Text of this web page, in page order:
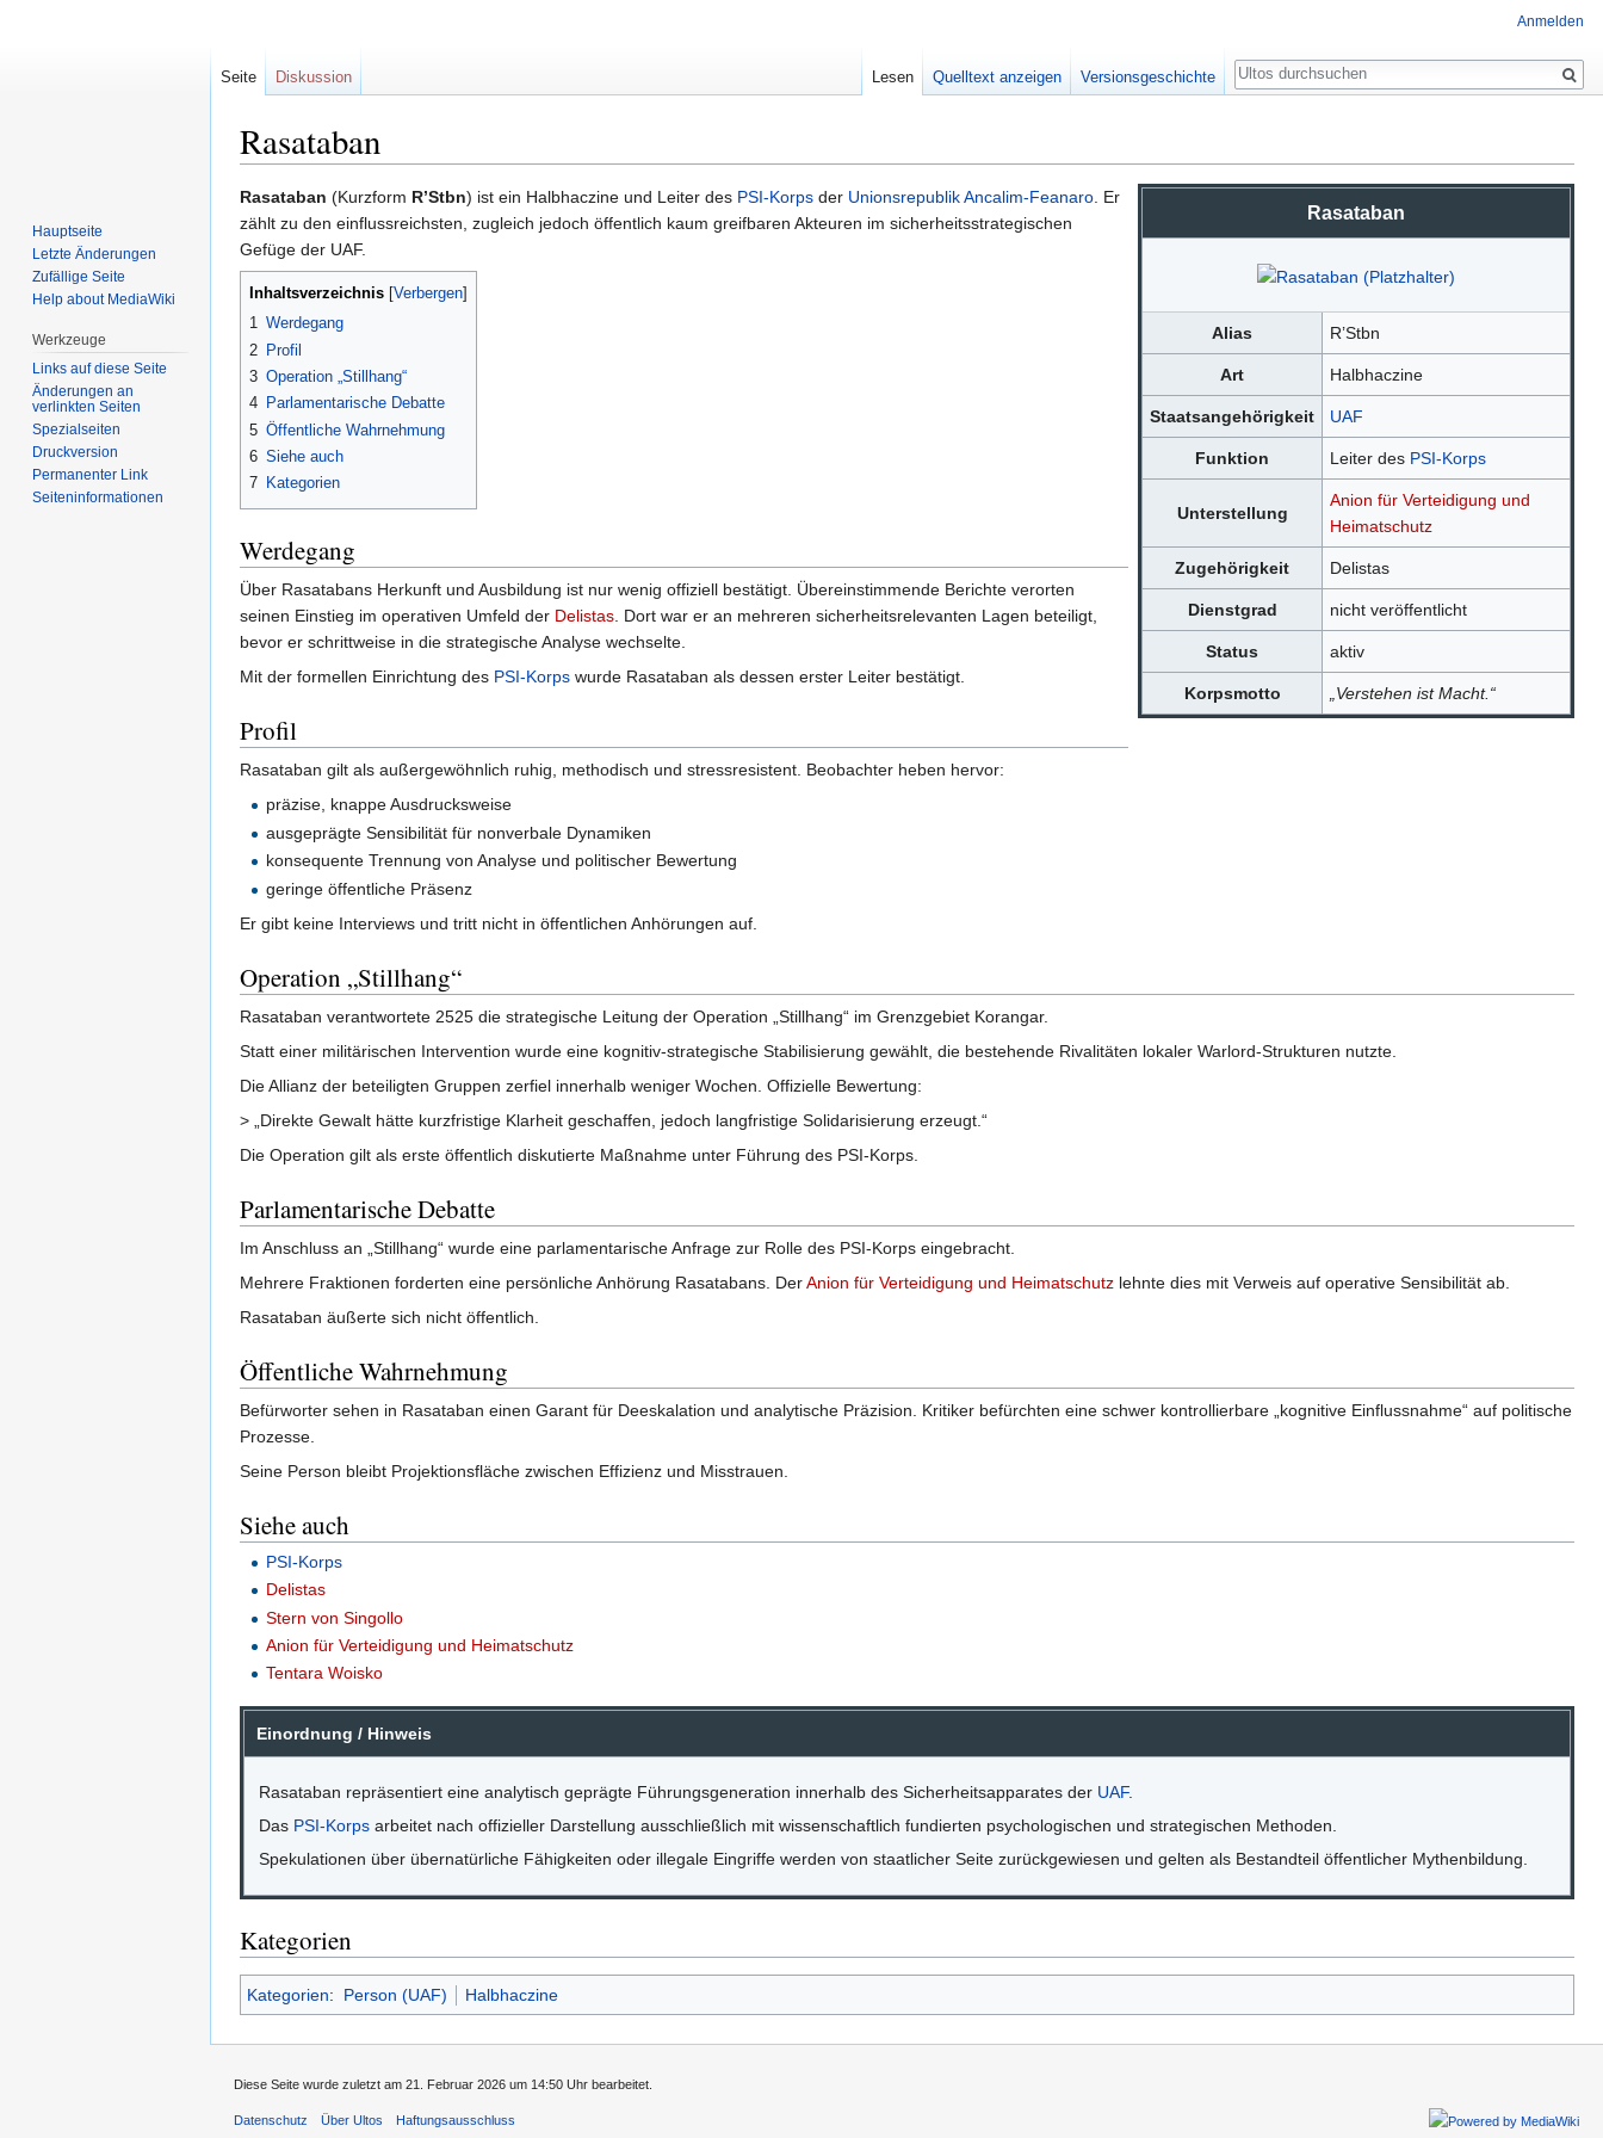
Rasataban
Zur
Navigation
springen
Zur
Suche
springen
Rasataban
Alias R’Stbn
Art Halbhaczine
Staatsangehörigkeit UAF
Funktion Leiter des PSI-Korps
Unterstellung
Anion für Verteidigung und
Heimatschutz
Zugehörigkeit Delistas
Dienstgrad nicht veröffentlicht
Status aktiv
Korpsmotto „Verstehen ist Macht.“
Rasataban (Kurzform R’Stbn) ist ein Halbhaczine und Leiter des PSI-Korps der Unionsrepublik Ancalim-Feanaro. Er
zählt zu den einflussreichsten, zugleich jedoch öffentlich kaum greifbaren Akteuren im sicherheitsstrategischen
Gefüge der UAF.
Inhaltsverzeichnis
1 Werdegang
2 Profil
3 Operation „Stillhang“
4 Parlamentarische Debatte
5 Öffentliche Wahrnehmung
6 Siehe auch
7 Kategorien
Werdegang
Über Rasatabans Herkunft und Ausbildung ist nur wenig offiziell bestätigt. Übereinstimmende Berichte verorten
seinen Einstieg im operativen Umfeld der Delistas. Dort war er an mehreren sicherheitsrelevanten Lagen beteiligt,
bevor er schrittweise in die strategische Analyse wechselte.
Mit der formellen Einrichtung des PSI-Korps wurde Rasataban als dessen erster Leiter bestätigt.
Profil
Rasataban gilt als außergewöhnlich ruhig, methodisch und stressresistent. Beobachter heben hervor:
präzise, knappe Ausdrucksweise
ausgeprägte Sensibilität für nonverbale Dynamiken
konsequente Trennung von Analyse und politischer Bewertung
geringe öffentliche Präsenz
Er gibt keine Interviews und tritt nicht in öffentlichen Anhörungen auf.
Operation „Stillhang“
Rasataban verantwortete 2525 die strategische Leitung der Operation „Stillhang“ im Grenzgebiet Korangar.
Statt einer militärischen Intervention wurde eine kognitiv-strategische Stabilisierung gewählt, die bestehende Rivalitäten lokaler Warlord-Strukturen nutzte.
Die Allianz der beteiligten Gruppen zerfiel innerhalb weniger Wochen. Offizielle Bewertung:
> „Direkte Gewalt hätte kurzfristige Klarheit geschaffen, jedoch langfristige Solidarisierung erzeugt.“
Die Operation gilt als erste öffentlich diskutierte Maßnahme unter Führung des PSI-Korps.
Parlamentarische Debatte
Im Anschluss an „Stillhang“ wurde eine parlamentarische Anfrage zur Rolle des PSI-Korps eingebracht.
Mehrere Fraktionen forderten eine persönliche Anhörung Rasatabans. DerAnion für Verteidigung und Heimatschutz lehnte dies mit Verweis auf operative Sensibilität ab.
Rasataban äußerte sich nicht öffentlich.
Öffentliche Wahrnehmung
Befürworter sehen in Rasataban einen Garant für Deeskalation und analytische Präzision. Kritiker befürchten eine schwer kontrollierbare „kognitive Einflussnahme“ auf politische
Prozesse.
Seine Person bleibt Projektionsfläche zwischen Effizienz und Misstrauen.
Siehe auch
PSI-Korps
Delistas
Stern von Singollo
Anion für Verteidigung und Heimatschutz
Tentara Woisko
Einordnung / Hinweis
Rasataban repräsentiert eine analytisch geprägte Führungsgeneration innerhalb des Sicherheitsapparates der UAF.
Das PSI-Korps arbeitet nach offizieller Darstellung ausschließlich mit wissenschaftlich fundierten psychologischen und strategischen Methoden.
Spekulationen über übernatürliche Fähigkeiten oder illegale Eingriffe werden von staatlicher Seite zurückgewiesen und gelten als Bestandteil öffentlicher Mythenbildung.
Kategorien
Kategorien: Person (UAF) Halbhaczine
Anmelden
Seite Diskussion Lesen Quelltext anzeigen Versionsgeschichte
Suche
Hauptseite
Letzte Änderungen
Zufällige Seite
Help about MediaWiki
Werkzeuge
Links auf diese Seite
Änderungen an
verlinkten Seiten
Spezialseiten
Druckversion
Permanenter Link
Seiten­informationen
Diese Seite wurde zuletzt am 21. Februar 2026 um 14:50 Uhr bearbeitet.
Datenschutz Über Ultos Haftungsausschluss